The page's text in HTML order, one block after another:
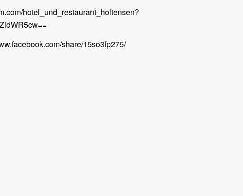
hotel_und_restaurant_holtensen?
share/15so3fp275/